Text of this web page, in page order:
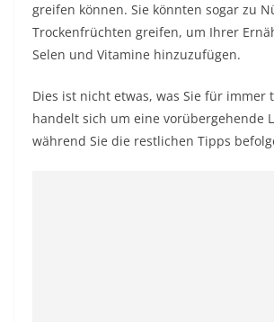
greifen können. Sie könnten sogar zu
Trockenfrüchten greifen, um Ihrer
Selen und Vitamine hinzuzufügen.
Dies ist nicht etwas, was Sie für immer
handelt sich um eine vorübergehende
während Sie die restlichen Tipps